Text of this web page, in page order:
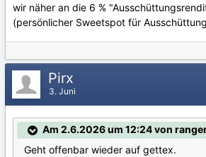
wir näher an die 6 %
(persönlicher Sweetspot für
Pirx
3. Juni
Am 2.6.2026 um 12:24 von
Geht offenbar wieder auf gettex.